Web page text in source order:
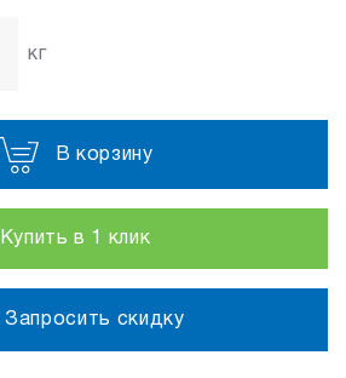
кг
В корзину
Купить в 1 клик
Запросить скидку